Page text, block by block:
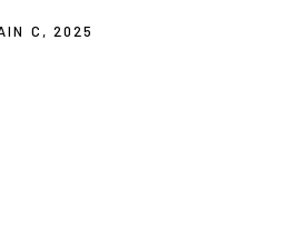
日 - 2026年1月17日
BACK_Y & YIRI
C , 2025